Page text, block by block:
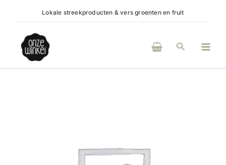
inhoud
Lokale streekproducten & vers groenten en fruit
Zoeken